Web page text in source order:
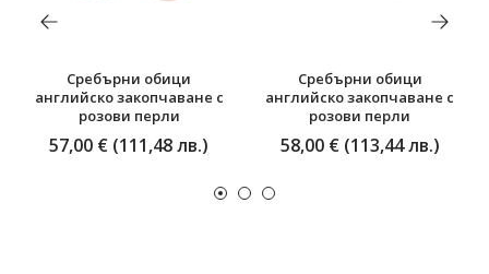
Сребърни обици
английско закопчаване с
розови перли
57,00 € (111,48 лв.)
Сребърни обици
английско закопчаване с
розови перли
58,00 € (113,44 лв.)